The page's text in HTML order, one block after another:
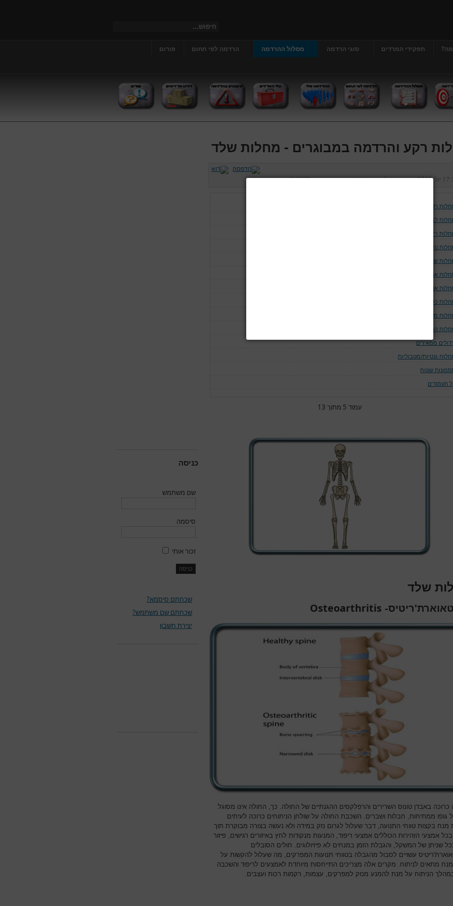
תפקידי המרדים סוגי הרדמה מסלול ההרדמה הרדמה לפי תחום
פורום
רקע והרדמה במבוגרים - מחלות שלד
17 יולי 2013 נכתב על ידידר' גרג'י יונתן כניסות:413052
רקע והרדמה במבוגרים
לב וכלי דם
ריאה ודרכי האויר
נוירולוגיות
שלד
אוטו-אימוניות
אנדוקריניות
כליה ומערכת השתן
מערכת העיכול
המאטולוגיות
ממאירים
גנטיות/מטבוליות
שונות
העמודים
עמוד 5 מתוך 13
שלד
Osteoarthritis
באבדן טונוס השרירים והרפלקסים ההגנתיים של החולה. כך, החולה אינו מסוגל
גופו ממתיחות, חבלות ושברים. השכבת החולה על שולחן הניתוחים כרוכה לעיתים
מנח בקצות טווחי התנועה, דבר שעלול לגרום נזק במידה ולא נעשה בצורה מבוקרת תוך
אמצעי הזהירות הכוללים אמצעי ריפוד, המנעות מנקודות לחץ באיזורים רגישים, פיזור
שניתן של המשקל, והגבלת הזמן במנחים לא פיזיולוגים. חולים הסובלים
עשויים לסבול מהגבלה בטווחי תנועות המפרקים, מה שעלול להקשות על
מתאים לניתוח. מקרים אלה מצריכים התייחסות מיוחדת לאמצעים לריפוד והשכבה
במהלך הניתוח על מנת להמנע מנזק למפרקים, עצמות, רקמות רכות ועצבים.
כניסה
שם משתמש
סיסמה
זכור אותי
שכחתם סיסמא?
שכחתם שם משתמש?
יצירת חשבון